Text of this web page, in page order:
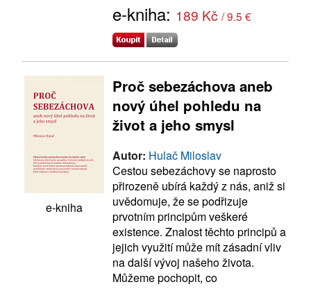
e-kniha: 189 Kč / 9.5 €
e-kniha
Proč sebezáchova aneb
nový úhel pohledu na
život a jeho smysl
Autor: Hulač Miloslav
Cestou sebezáchovy se naprosto
přirozeně ubírá každý z nás, aniž si
uvědomuje, že se podřizuje
prvotním principům veškeré
existence. Znalost těchto principů a
jejich využití může mít zásadní vliv
na další vývoj našeho života.
Můžeme pochopit, co